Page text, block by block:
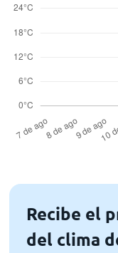
Recibe el
del clima